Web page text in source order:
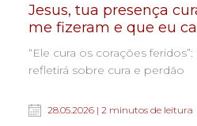
Jesus, tua presença
me fizeram e que eu
“Ele cura os corações
refletirá sobre cura e perdão
28.05.2026 | 2 minutos de leitura